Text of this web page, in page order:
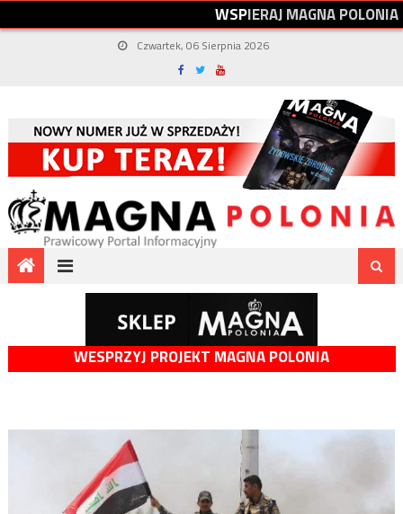
WSPIERAJMAGNAPOLONIA
Czwartek, 06 Sierpnia 2026
WESPRZYJ PROJEKT MAGNA POLONIA